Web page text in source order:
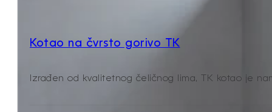
Kotao na čvrsto gorivo TK
Izrađen od kvalitetnog čeličnog lima, TK kotao je